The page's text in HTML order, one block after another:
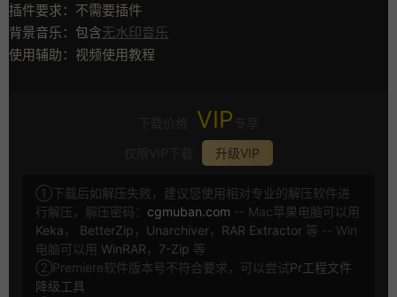
插件要求：不需要插件
背景音乐：包含无水印音乐
使用辅助：视频使用教程
VIP
升级VIP
①下载后如解压失败，建议您使用相对专业的解压软件进
行解压，解压密码： cgmuban.com -- Mac苹果电脑可以用
Keka ， BetterZip ， Unarchiver， RAR Extractor 等 -- Win
电脑可以用 WinRAR ， 7-Zip 等
②Premiere软件版本号不符合要求，可以尝试Pr工程文件
降级工具